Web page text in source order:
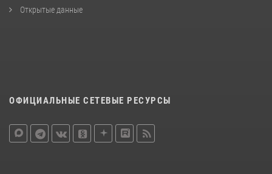
Открытые данные
ОФИЦИАЛЬНЫЕ СЕТЕВЫЕ РЕСУРСЫ